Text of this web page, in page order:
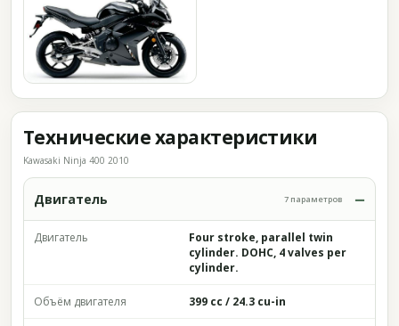
Технические характеристики
Kawasaki Ninja 400 2010
Двигатель 7 параметров
Двигатель
Four stroke, parallel twin
cylinder. DOHC, 4 valves per
cylinder.
Объём двигателя 399 cc / 24.3 cu-in